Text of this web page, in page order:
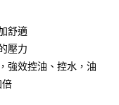
舒適
壓力
強效控油、控水，油
倍